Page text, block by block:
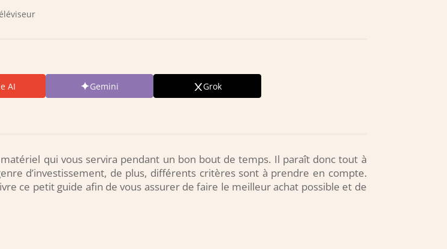
AI Gemini Grok
qui vous servira pendant un bon bout de temps. Il paraît donc tout à
d’investissement, de plus, différents critères sont à prendre en compte.
ce petit guide afin de vous assurer de faire le meilleur achat possible et de